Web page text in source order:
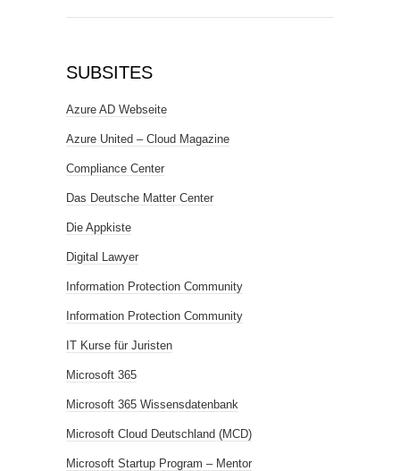
SUBSITES
Azure AD Webseite
Azure United – Cloud Magazine
Compliance Center
Das Deutsche Matter Center
Die Appkiste
Digital Lawyer
Information Protection Community
Information Protection Community
IT Kurse für Juristen
Microsoft 365
Microsoft 365 Wissensdatenbank
Microsoft Cloud Deutschland (MCD)
Microsoft Startup Program – Mentor